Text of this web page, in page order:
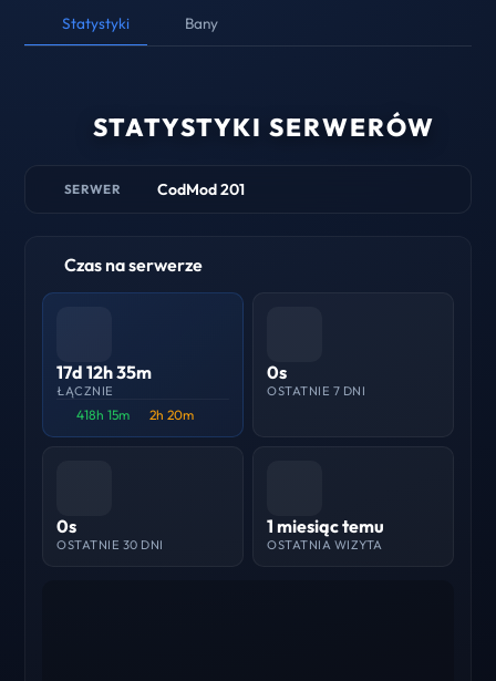
Statystyki Bany
STATYSTYKI SERWERÓW
SERWER CodMod 201
Czas na serwerze
17d 12h 35m
ŁĄCZNIE
418h 15m 2h 20m
0s
OSTATNIE 7 DNI
0s
OSTATNIE 30 DNI
1 miesiąc temu
OSTATNIA WIZYTA